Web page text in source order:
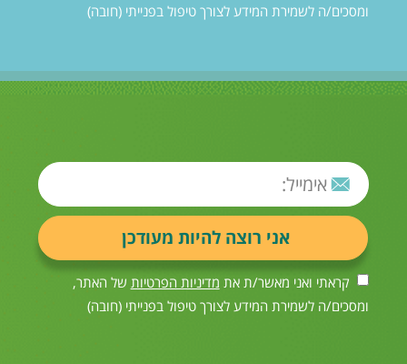
ומסכים/ה לשמירת המידע לצורך טיפול בפנייתי (חובה)
קראתי ואני מאשר/ת את מדיניות הפרטיות של האתר,
ומסכים/ה לשמירת המידע לצורך טיפול בפנייתי (חובה)